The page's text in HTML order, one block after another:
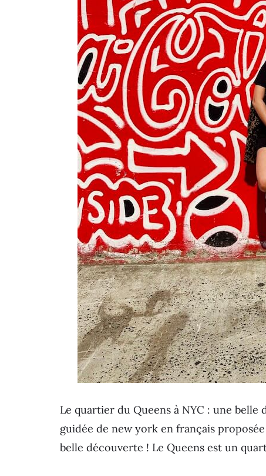
Le quartier du Queens à NYC : une belle
guidée de new york en français
belle découverte ! Le Queens est un